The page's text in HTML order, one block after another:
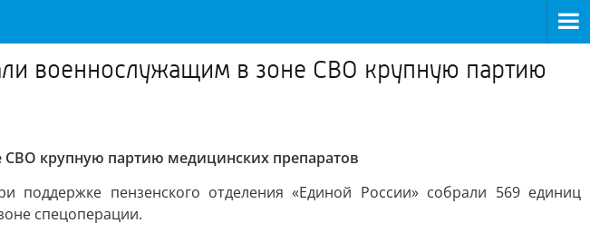
военнослужащим в зоне СВО крупную партию
крупную партию медицинских препаратов
пензенского отделения «Единой России» собрали 569 единиц
спецоперации.